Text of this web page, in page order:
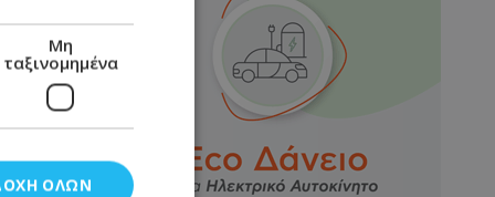
Μη
ταξινομημένα
ΌΛΩΝ